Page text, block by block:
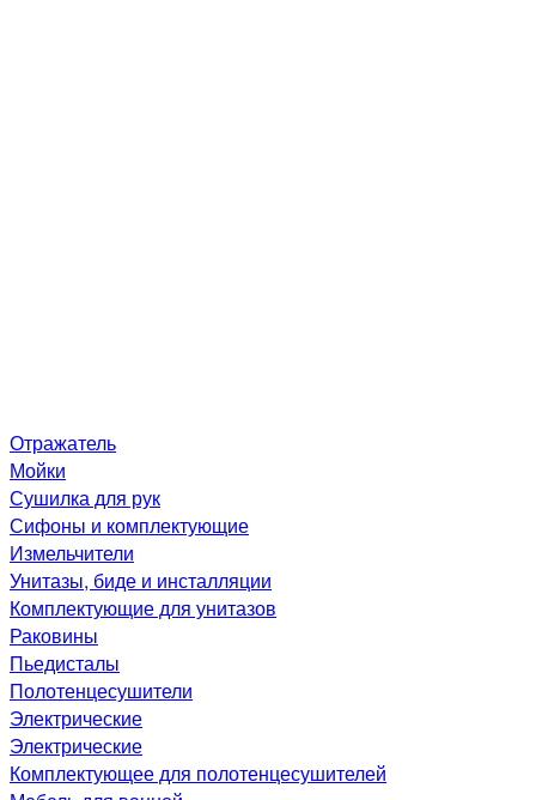
Отражатель
Мойки
Сушилка для рук
Сифоны и комплектующие
Измельчители
Унитазы, биде и инсталляции
Комплектующие для унитазов
Раковины
Пьедисталы
Полотенцесушители
Электрические
Электрические
Комплектующее для полотенцесушителей